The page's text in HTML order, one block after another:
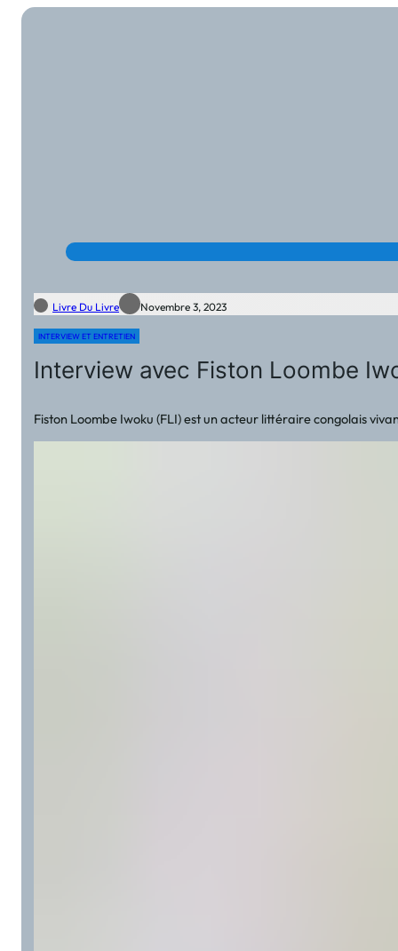
Livre Du Livre Novembre 3, 2023
INTERVIEW ET ENTRETIEN
Interview avec Fiston Loombe
Fiston Loombe Iwoku (FLI) est un acteur littéraire congolais